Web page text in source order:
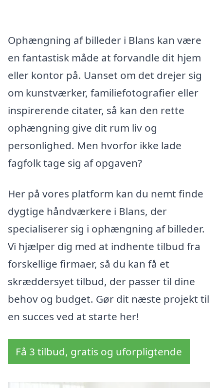
Ophængning af billeder i Blans kan være
en fantastisk måde at forvandle dit hjem
eller kontor på. Uanset om det drejer sig
om kunstværker, familiefotografier eller
inspirerende citater, så kan den rette
ophængning give dit rum liv og
personlighed. Men hvorfor ikke lade
fagfolk tage sig af opgaven?
Her på vores platform kan du nemt finde
dygtige håndværkere i Blans, der
specialiserer sig i ophængning af billeder.
Vi hjælper dig med at indhente tilbud fra
forskellige firmaer, så du kan få et
skræddersyet tilbud, der passer til dine
behov og budget. Gør dit næste projekt til
en succes ved at starte her!
Få 3 tilbud, gratis og uforpligtende